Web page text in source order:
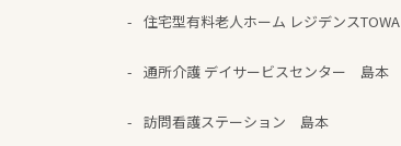
住宅型有料老人ホーム レジデンスTOWA
通所介護 デイサービスセンター 島本
訪問看護ステーション 島本